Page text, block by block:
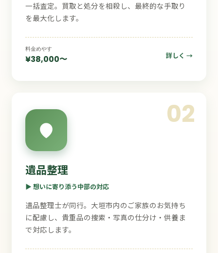
一括査定。買取と処分を相殺し、最終的な手取り
を最大化します。
料金めやす
¥38,000〜 詳しく →
02
遺品整理
▶ 想いに寄り添う中部の対応
遺品整理士が同行。大垣市内のご家族のお気持ち
に配慮し、貴重品の捜索・写真の仕分け・供養ま
で対応します。